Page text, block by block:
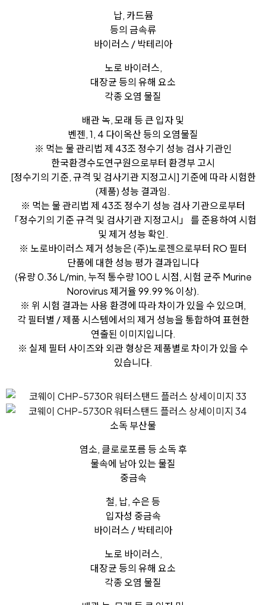
납, 카드뮴
등의 금속류
바이러스 / 박테리아
노로 바이러스,
대장균 등의 유해 요소
각종 오염 물질
배관 녹, 모래 등 큰 입자 및
벤젠, 1, 4 다이옥산 등의 오염물질
※ 먹는 물 관리법 제 43조 정수기 성능 검사 기관인
한국환경수도연구원으로부터 환경부 고시
[정수기의 기준, 규격 및 검사기관 지정고시] 기준에 따라 시험한
(제품) 성능 결과임.
※ 먹는 물 관리법 제 43조 정수기 성능 검사 기관으로부터
「정수기의 기준 규격 및 검사기관 지정고시」 를 준용하여 시험
및 제거 성능 확인.
※ 노로바이러스 제거 성능은 (주)노로젠으로부터 RO 필터
단품에 대한 성능 평가 결과입니다
(유량 0.36 L/min, 누적 통수량 100 L 시점, 시험 균주 Murine
Norovirus 제거율 99.99 % 이상).
※ 위 시험 결과는 사용 환경에 따라 차이가 있을 수 있으며,
각 필터별 / 제품 시스템에서의 제거 성능을 통합하여 표현한
연출된 이미지입니다.
※ 실제 필터 사이즈와 외관 형상은 제품별로 차이가 있을 수
있습니다.
소독 부산물
염소, 클로로포름 등 소독 후
물속에 남아 있는 물질
중금속
철, 납, 수은 등
입자성 중금속
바이러스 / 박테리아
노로 바이러스,
대장균 등의 유해 요소
각종 오염 물질